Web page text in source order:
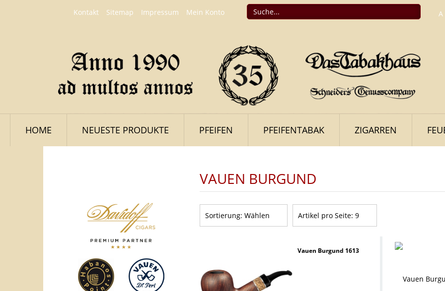
Kontakt Sitemap Impressum Mein Konto A
HOME NEUESTE PRODUKTE PFEIFEN PFEIFENTABAK ZIGARREN
VAUEN BURGUND
Sortierung: Wählen Artikel pro Seite: 9
Vauen Burgund 1613